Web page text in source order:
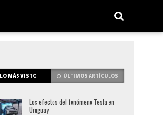
LO MÁS VISTO ÚLTIMOS ARTÍCULOS
Los efectos del fenómeno Tesla en
Uruguay